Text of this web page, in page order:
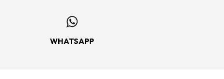
WHATSAPP